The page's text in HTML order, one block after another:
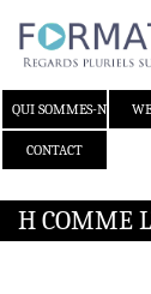
QUI SOMMES-NOUS ?
CONTACT
H COMME